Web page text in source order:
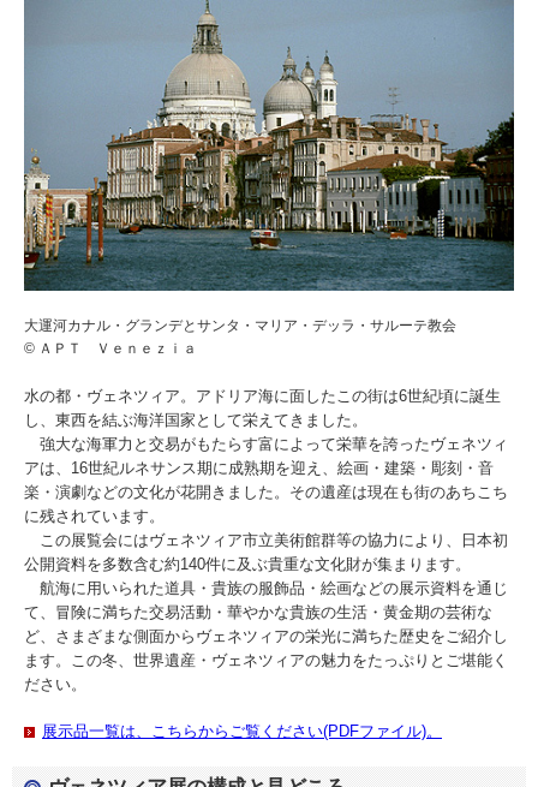
大運河カナル・グランデとサンタ・マリア・デッラ・サルーテ教会
© ＡＰＴ Ｖｅｎｅｚｉａ
水の都・ヴェネツィア。アドリア海に面したこの街は6世紀頃に誕生
し、東西を結ぶ海洋国家として栄えてきました。
強大な海軍力と交易がもたらす富によって栄華を誇ったヴェネツィ
アは、16世紀ルネサンス期に成熟期を迎え、絵画・建築・彫刻・音
楽・演劇などの文化が花開きました。その遺産は現在も街のあちこち
に残されています。
この展覧会にはヴェネツィア市立美術館群等の協力により、日本初
公開資料を多数含む約140件に及ぶ貴重な文化財が集まります。
航海に用いられた道具・貴族の服飾品・絵画などの展示資料を通じ
て、冒険に満ちた交易活動・華やかな貴族の生活・黄金期の芸術な
ど、さまざまな側面からヴェネツィアの栄光に満ちた歴史をご紹介し
ます。この冬、世界遺産・ヴェネツィアの魅力をたっぷりとご堪能く
ださい。
展示品一覧は、こちらからご覧ください(PDFファイル)。